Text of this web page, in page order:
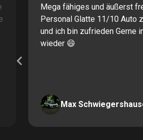
Mega fähiges und äußerst
Personal Glatte 11/10 Auto
und ich bin zufrieden Gerne
wieder 😄
Max